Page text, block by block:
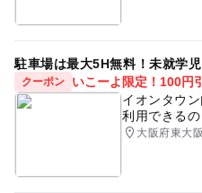
駐車場は最大5H無料！未就学
クーポン
いこーよ限定！100円
イオンタウ
利用できるの
大阪府東大